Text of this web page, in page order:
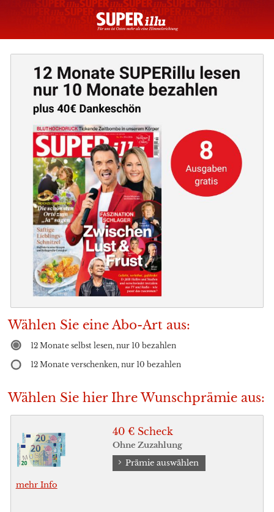
Wählen Sie eine Abo-Art aus:
12 Monate selbst lesen, nur 10 bezahlen
12 Monate verschenken, nur 10 bezahlen
Wählen Sie hier Ihre Wunschprämie aus:
mehr Info
40 € Scheck
Ohne Zuzahlung
Prämie auswählen